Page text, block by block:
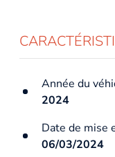
Année du
2024
Date de mise
06/03/2024